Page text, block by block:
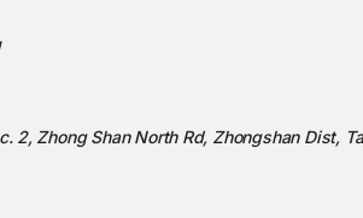
2, Zhong Shan North Rd, Zhongshan Dist,